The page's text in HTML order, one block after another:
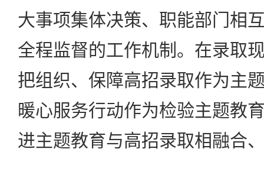
大事项集体决策、职能部门相
全程监督的工作机制。在录取
把组织、保障高招录取作为主
暖心服务行动作为检验主题教
进主题教育与高招录取相融合